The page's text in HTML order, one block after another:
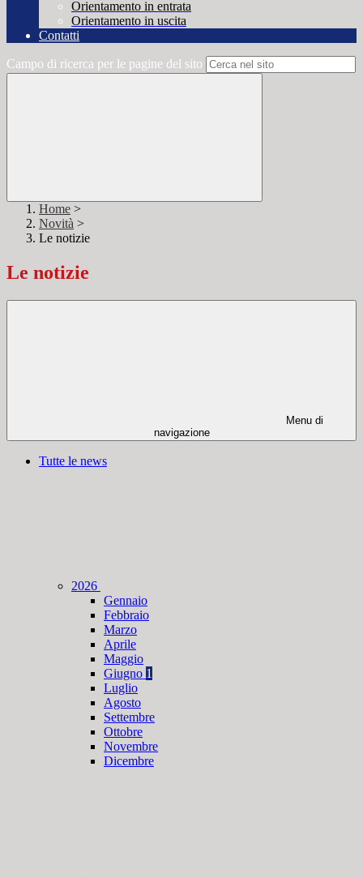
Orientamento in entrata
Orientamento in uscita
Contatti
Campo di ricerca per le pagine del sito
Home >
Novità >
Le notizie
Le notizie
Menu di
navigazione
Tutte le news
2026
Gennaio
Febbraio
Marzo
Aprile
Maggio
Giugno 1
Luglio
Agosto
Settembre
Ottobre
Novembre
Dicembre